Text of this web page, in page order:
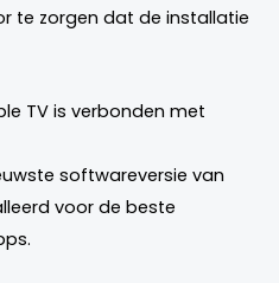
te zorgen dat de installatie
TV is verbonden met
softwareversie van
voor de beste